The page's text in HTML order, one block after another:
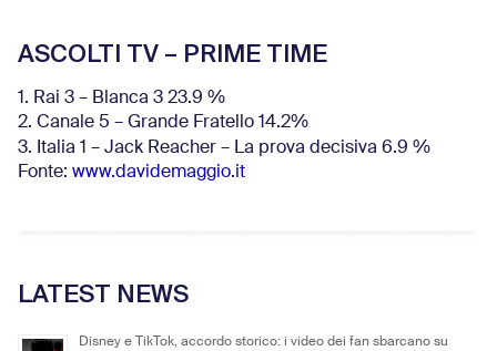
ASCOLTI TV – PRIME TIME
1. Rai 3 – Blanca 3 23.9 %
2. Canale 5 – Grande Fratello 14.2%
3. Italia 1 – Jack Reacher – La prova decisiva 6.9 %
Fonte: www.davidemaggio.it
LATEST NEWS
Disney e TikTok, accordo storico: i video dei fan sbarcano su